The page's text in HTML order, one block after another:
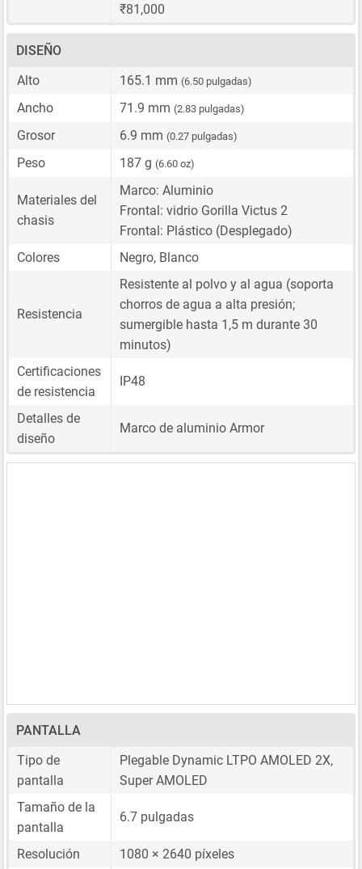
₹81,000
DISEÑO
Alto
165.1 mm (6.50 pulgadas)
Ancho 71.9 mm (2.83 pulgadas)
Grosor 6.9 mm (0.27 pulgadas)
Peso 187 g (6.60 oz)
Materiales del
chasis
Marco: Aluminio
Frontal: vidrio Gorilla Victus 2
Frontal: Plástico (Desplegado)
Colores
Negro, Blanco
Resistencia
Resistente al polvo y al agua (soporta
chorros de agua a alta presión;
sumergible hasta 1,5 m durante 30
minutos)
Certificaciones
de resistencia
IP48
Detalles de
diseño
Marco de aluminio Armor
PANTALLA
Tipo de
pantalla
Plegable Dynamic LTPO AMOLED 2X,
Super AMOLED
Tamaño de la
pantalla
6.7 pulgadas
Resolución
1080 × 2640 píxeles